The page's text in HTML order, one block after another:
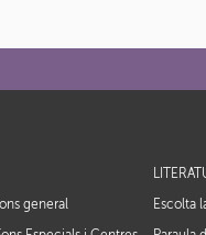
general
Escolta